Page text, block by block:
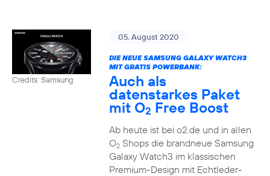
Credits: Samsung
05. August 2020
DIE NEUE SAMSUNG GALAXY WATCH3
MIT GRATIS POWERBANK:
Auch als
datenstarkes Paket
mit O2 Free Boost
Ab heute ist bei o2.de und in allen
O2Shops die brandneue Samsung
Galaxy Watch3 im klassischen
Premium-Design mit Echtleder-